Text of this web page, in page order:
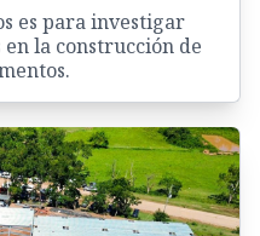
es para investigar
la construcción de